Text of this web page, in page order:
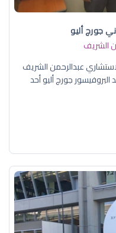
جورج أليو
الشريف
عبدالرحمن الشريف
جورج أليو أحد